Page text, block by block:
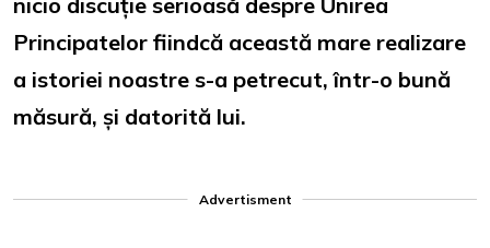
Principatelor fiindcă această mare realizare
a istoriei noastre s-a petrecut, într-o bună
măsură, și datorită lui.
Advertisment